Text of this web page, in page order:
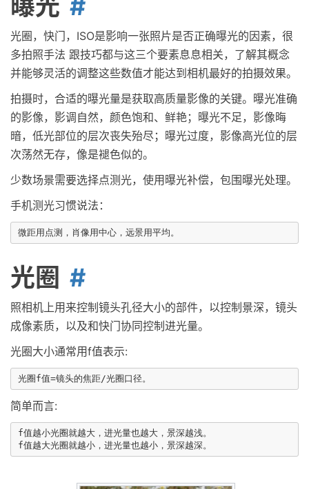
曝光
光圈，快门，ISO是影响一张照片是否正确曝光的因素，很
多拍照手法 跟技巧都与这三个要素息息相关，了解其概念
并能够灵活的调整这些数值才能达到相机最好的拍摄效果。
拍摄时，合适的曝光量是获取高质量影像的关键。曝光准确
的影像，影调自然，颜色饱和、鲜艳；曝光不足，影像晦
暗，低光部位的层次丧失殆尽；曝光过度，影像高光位的层
次荡然无存，像是褪色似的。
少数场景需要选择点测光，使用曝光补偿，包围曝光处理。
手机测光习惯说法：
光圈
照相机上用来控制镜头孔径大小的部件，以控制景深，镜头
成像素质，以及和快门协同控制进光量。
光圈大小通常用f值表示:
简单而言:
f值越小光圈就越大，进光量也越大，景深越浅。